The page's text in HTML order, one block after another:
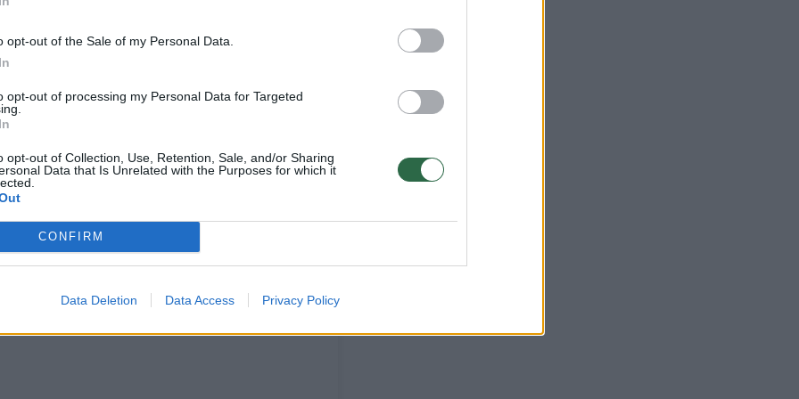
opt-out of the Sale of my Personal Data.
opt-out of processing my Personal Data for Targeted
opt-out of Collection, Use, Retention, Sale, and/or Sharing
Data that Is Unrelated with the Purposes for which it
CONFIRM
Data Deletion Data Access Privacy Policy
viena valanda kainuos vieną eurą.